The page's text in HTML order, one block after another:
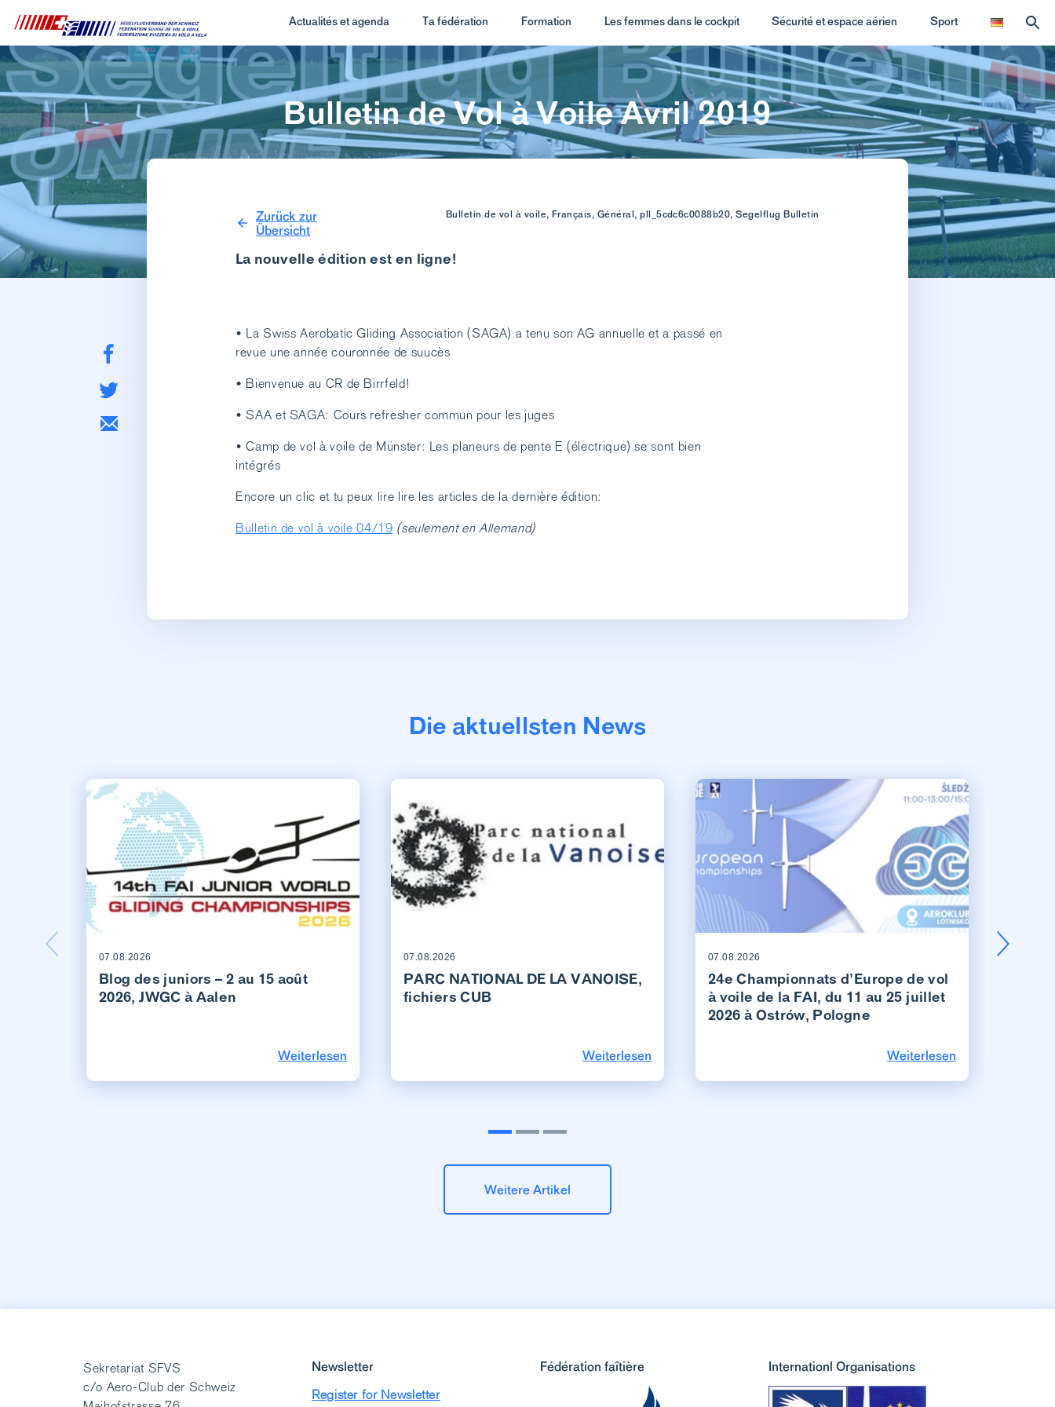
Actualités et agenda Ta fédération Formation Les femmes dans le cockpit Sécurité et espace aérien Sport
Bulletin de Vol à Voile Avril 2019
Zurück zur
Übersicht
Bulletin de vol à voile, Français, Général, pll_5cdc6c0088b20, Segelflug Bulletin
La nouvelle édition est en ligne!
• La Swiss Aerobatic Gliding Association (SAGA) a tenu son AG annuelle et a passé en
revue une année couronnée de suucès
• Bienvenue au CR de Birrfeld!
• SAA et SAGA: Cours refresher commun pour les juges
• Camp de vol à voile de Münster: Les planeurs de pente E (électrique) se sont bien
intégrés
Encore un clic et tu peux lire lire les articles de la dernière édition:
Bulletin de vol à voile 04/19 (seulement en Allemand)
Die aktuellsten News
07.08.2026
Blog des juniors – 2 au 15 août
2026, JWGC à Aalen
Weiterlesen
07.08.2026
PARC NATIONAL DE LA VANOISE,
fichiers CUB
Weiterlesen
07.08.2026
24e Championnats d’Europe de vol
à voile de la FAI, du 11 au 25 juillet
2026 à Ostrów, Pologne
Weiterlesen
Weitere Artikel
Sekretariat SFVS
c/o Aero-Club der Schweiz
Newsletter
Register for Newsletter
Fédération faîtière Internationl Organisations